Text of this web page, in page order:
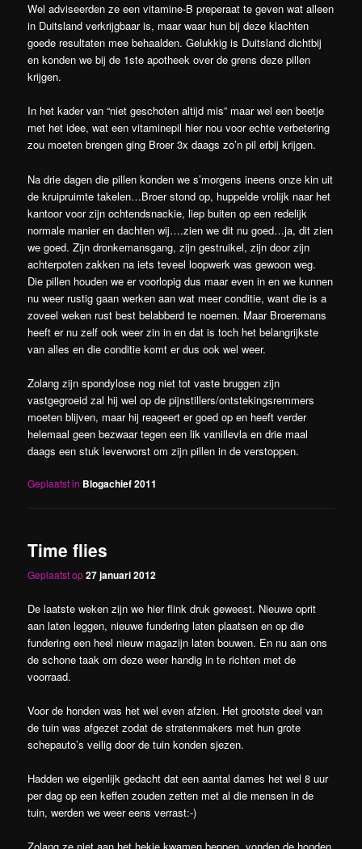
Wel adviseerden ze een vitamine-B preperaat te geven wat alleen
in Duitsland verkrijgbaar is, maar waar hun bij deze klachten
goede resultaten mee behaalden. Gelukkig is Duitsland dichtbij
en konden we bij de 1ste apotheek over de grens deze pillen
krijgen.
In het kader van “niet geschoten altijd mis” maar wel een beetje
met het idee, wat een vitaminepil hier nou voor echte verbetering
zou moeten brengen ging Broer 3x daags zo’n pil erbij krijgen.
Na drie dagen die pillen konden we s’morgens ineens onze kin uit
de kruipruimte takelen…Broer stond op, huppelde vrolijk naar het
kantoor voor zijn ochtendsnackie, liep buiten op een redelijk
normale manier en dachten wij….zien we dit nu goed…ja, dit zien
we goed. Zijn dronkemansgang, zijn gestruikel, zijn door zijn
achterpoten zakken na iets teveel loopwerk was gewoon weg.
Die pillen houden we er voorlopig dus maar even in en we kunnen
nu weer rustig gaan werken aan wat meer conditie, want die is a
zoveel weken rust best belabberd te noemen. Maar Broeremans
heeft er nu zelf ook weer zin in en dat is toch het belangrijkste
van alles en die conditie komt er dus ook wel weer.
Zolang zijn spondylose nog niet tot vaste bruggen zijn
vastgegroeid zal hij wel op de pijnstillers/ontstekingsremmers
moeten blijven, maar hij reageert er goed op en heeft verder
helemaal geen bezwaar tegen een lik vanillevla en drie maal
daags een stuk leverworst om zijn pillen in de verstoppen.
Geplaatst in Blogachief 2011
Time flies
Geplaatst op27 januari 2012
De laatste weken zijn we hier flink druk geweest. Nieuwe oprit
aan laten leggen, nieuwe fundering laten plaatsen en op die
fundering een heel nieuw magazijn laten bouwen. En nu aan ons
de schone taak om deze weer handig in te richten met de
voorraad.
Voor de honden was het wel even afzien. Het grootste deel van
de tuin was afgezet zodat de stratenmakers met hun grote
schepauto’s veilig door de tuin konden sjezen.
Hadden we eigenlijk gedacht dat een aantal dames het wel 8 uur
per dag op een keffen zouden zetten met al die mensen in de
tuin, werden we weer eens verrast:-)